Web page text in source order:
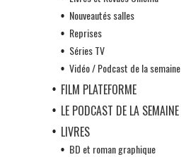
Nouveautés salles
Reprises
Séries TV
Vidéo / Podcast de la semaine
FILM PLATEFORME
LE PODCAST DE LA SEMAINE
LIVRES
BD et roman graphique